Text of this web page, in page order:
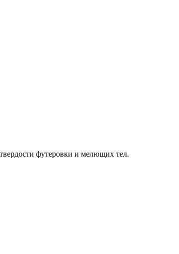
футеровки и мелющих тел.